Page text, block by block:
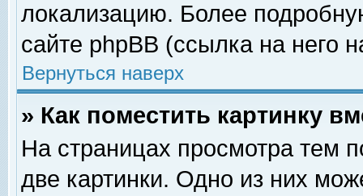
локализацию. Более
сайте phpBB (ссылка на него
Вернуться наверх
» Как поместить картинку
На страницах просмотра тем
две картинки. Одно из них